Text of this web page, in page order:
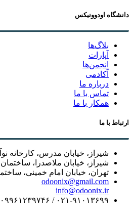
دانشگاه اودوونیکس
بلاگ‌ها
آپارات
انجمن‌ها
آکادمی
درباره ما
تماس با ما
همکار با ما
ارتباط با ما
شیراز، خیابان مدرس، کارخانه
شیراز، خیابان ملاصدرا، ساختمان
تهران، خیابان امام خمینی،
odoonix@gmail.com
info@odoonix.ir
۰۲۱-۹۱۰۱۳۶۹۹ / ۰۹۹۶۱۲۳۹۷۴۶ / ۰۹۱۰۱۹۸۱۷۱۳-۱۴